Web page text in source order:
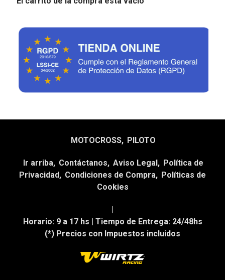
MOTOCROSS PILOTO
Ir arriba Contáctanos Aviso Legal
Política de
Privacidad
Condiciones de Compra
Políticas de
Cookies
|
Horario: 9 a 17 hs | Tiempo de Entrega: 24/48hs
(*) Precios con Impuestos incluidos